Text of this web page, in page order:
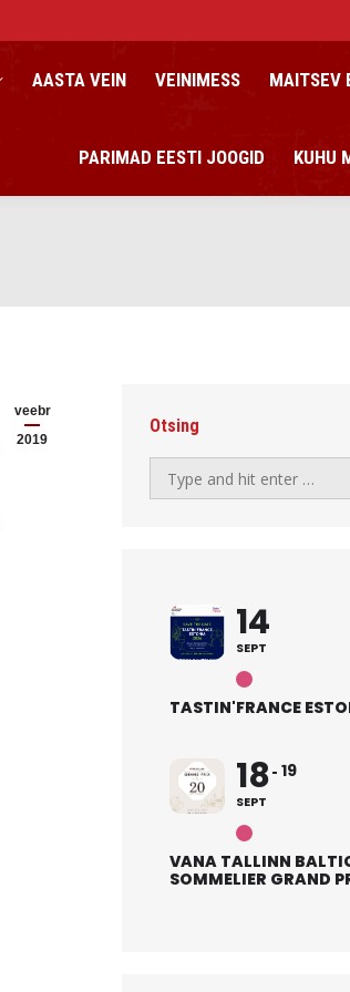
AASTA VEIN VEINIMESS MAITSEV
PARIMAD EESTI JOOGID KUHU
veebr
2019
Otsing
Search:
14
SEPT
TASTIN'FRANCE
18
SEPT
19
VANA TALLINN
SOMMELIER GRAND